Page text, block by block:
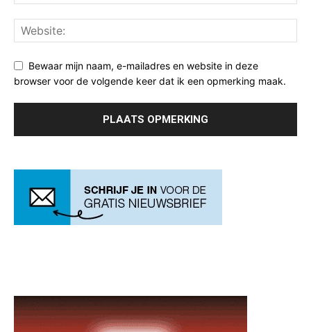
Bewaar mijn naam, e-mailadres en website in deze
browser voor de volgende keer dat ik een opmerking maak.